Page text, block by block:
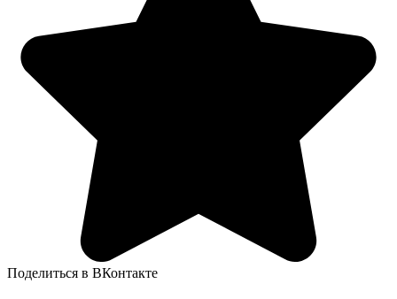
Поделиться в ВКонтакте